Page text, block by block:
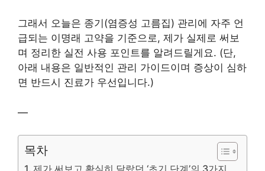
그래서 오늘은 종기(염증성 고름집) 관리에 자주 언
급되는 이명래 고약을 기준으로, 제가 실제로 써보
며 정리한 실전 사용 포인트를 알려드릴게요. (단,
아래 내용은 일반적인 관리 가이드이며 증상이 심하
면 반드시 진료가 우선입니다.)
—
목차
제가 써보고 확실히 달랐던 ‘초기 단계’의 3가지